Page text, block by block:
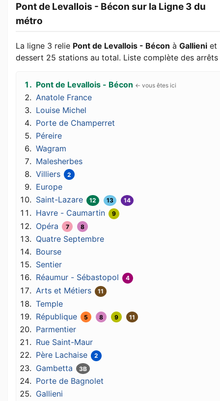
Pont de Levallois - Bécon sur la Ligne 3 du
métro
La ligne 3 relie Pont de Levallois - Bécon à Gallieni et
dessert 25 stations au total. Liste complète des arrêts
Pont de Levallois - Bécon
Anatole France
Louise Michel
Porte de Champerret
Péreire
Wagram
Malesherbes
Villiers
2
Europe
Saint-Lazare
12 13 14
Havre - Caumartin 9
Opéra 7 8
Quatre Septembre
Bourse
Sentier
Réaumur - Sébastopol
4
Arts et Métiers 11
Temple
République
5 8 9 11
Parmentier
Rue Saint-Maur
Père Lachaise
2
Gambetta 3B
Porte de Bagnolet
Gallieni